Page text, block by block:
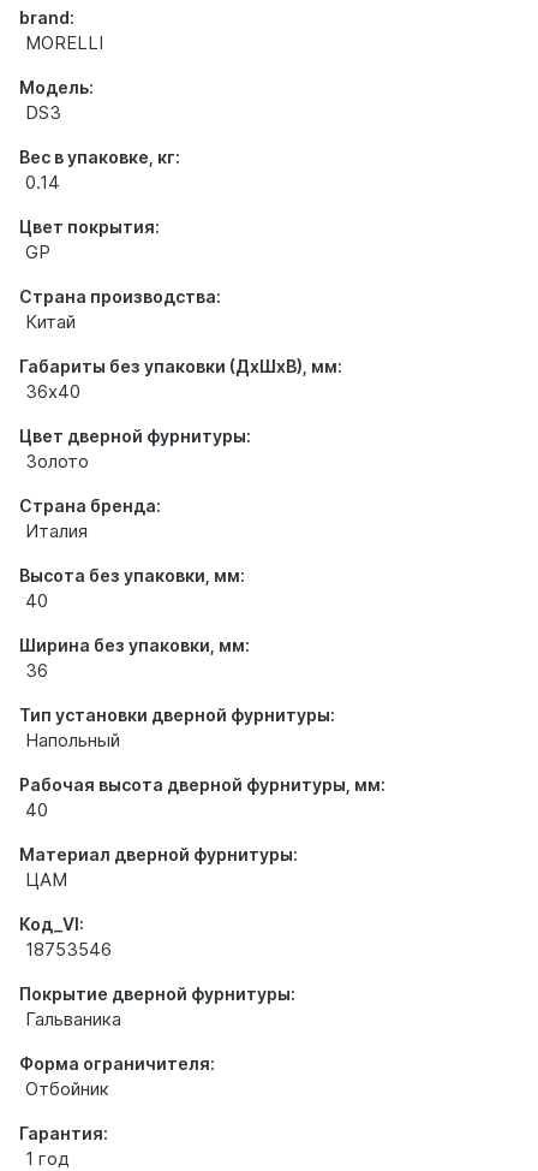
brand:
MORELLI
Модель:
DS3
Вес в упаковке, кг:
0.14
Цвет покрытия:
GP
Страна производства:
Китай
Габариты без упаковки (ДхШхВ), мм:
36х40
Цвет дверной фурнитуры:
Золото
Страна бренда:
Италия
Высота без упаковки, мм:
40
Ширина без упаковки, мм:
36
Тип установки дверной фурнитуры:
Напольный
Рабочая высота дверной фурнитуры, мм:
40
Материал дверной фурнитуры:
ЦАМ
Код_VI:
18753546
Покрытие дверной фурнитуры:
Гальваника
Форма ограничителя:
Отбойник
Гарантия:
1 год